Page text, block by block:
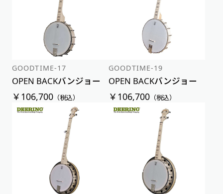
GOODTIME-17
OPEN BACKバンジョー
￥106,700（税込）
GOODTIME-19
OPEN BACKバンジョー
￥106,700 （税込）